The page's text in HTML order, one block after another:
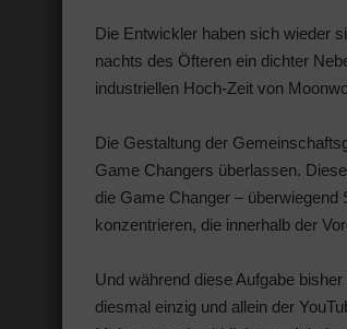
Die Entwickler haben sich wieder
nachts des Öfteren ein dichter
industriellen Hoch-Zeit von
Die Gestaltung der
Game Changers überlassen.
die Game Changer –
konzentrieren, die innerhalb der
Und während diese Aufgabe
diesmal einzig und allein der